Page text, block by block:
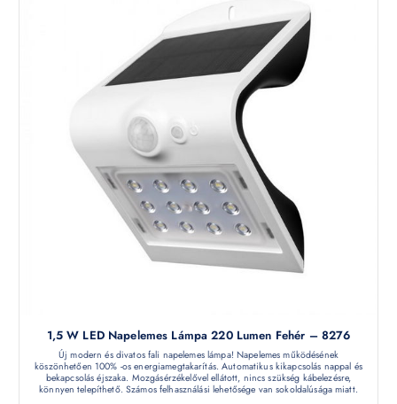
1,5 W LED Napelemes Lámpa 220 Lumen Fehér – 8276
Új modern és divatos fali napelemes lámpa! Napelemes működésének
köszönhetően 100% -os energiamegtakarítás. Automatikus kikapcsolás nappal és
bekapcsolás éjszaka. Mozgásérzékelővel ellátott, nincs szükség kábelezésre,
könnyen telepíthető. Számos felhasználási lehetősége van sokoldalúsága miatt.